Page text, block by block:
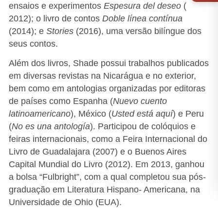
ensaios e experimentos Espesura del deseo (
2012); o livro de contos Doble línea contínua
(2014); e Stories (2016), uma versão bilíngue dos
seus contos.
Além dos livros, Shade possui trabalhos publicados
em diversas revistas na Nicarágua e no exterior,
bem como em antologias organizadas por editoras
de países como Espanha (Nuevo cuento
latinoamericano), México (Usted está aquí) e Peru
(No es una antología). Participou de colóquios e
feiras internacionais, como a Feira Internacional do
Livro de Guadalajara (2007) e o Buenos Aires
Capital Mundial do Livro (2012). Em 2013, ganhou
a bolsa “Fulbright”, com a qual completou sua pós-
graduação em Literatura Hispano- Americana, na
Universidade de Ohio (EUA).